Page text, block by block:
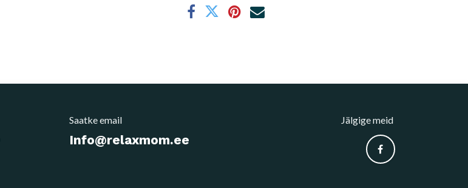
Saatke email
Info@relaxmom.ee
Jälgige meid